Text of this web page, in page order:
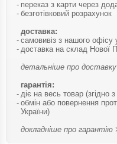
переказ з карти через
безготівковий розрахунок
доставка:
самовивіз з нашого офісу
доставка на склад Нової
детальніше про
гарантія:
діє на весь товар (згідно
обмін або повернення
України)
докладніше про гарантію